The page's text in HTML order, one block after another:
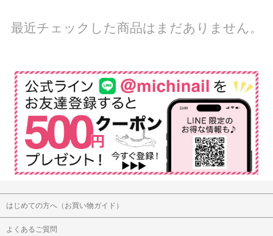
最近チェックした商品はまだありません。
はじめての方へ（お買い物ガイド）
よくあるご質問